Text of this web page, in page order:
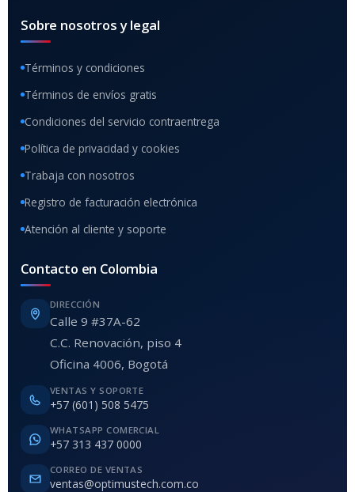
Sobre nosotros y legal
Términos y condiciones
Términos de envíos gratis
Condiciones del servicio contraentrega
Política de privacidad y cookies
Trabaja con nosotros
Registro de facturación electrónica
Atención al cliente y soporte
Contacto en Colombia
DIRECCIÓN
Calle 9 #37A-62
C.C. Renovación, piso 4
Oficina 4006, Bogotá
VENTAS Y SOPORTE
+57 (601) 508 5475
WHATSAPP COMERCIAL
+57 313 437 0000
CORREO DE VENTAS
ventas@optimustech.com.co